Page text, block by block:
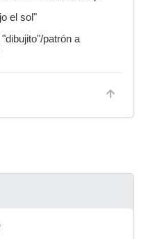
el sol"
patrón a